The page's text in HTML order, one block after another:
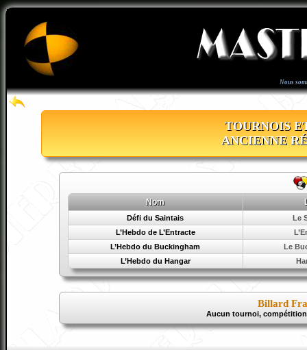
Nous
TOURNOIS
ANCIENNE
Nom
Défi du Saintais
Le
L’Hebdo de L’Entracte
L’Hebdo du Buckingham
Le
L’Hebdo du Hangar
Billard
Aucun tournoi,